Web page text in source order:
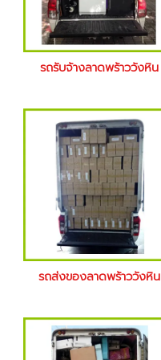
รถรับจ้างลาดพร้าววังหิน
รถส่งของลาดพร้าววังหิน